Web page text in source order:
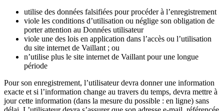
utilise des données falsifiées pour procéder à l’enregistrement
viole les conditions d’utilisation ou néglige son obligation de
porter attention au Données utilisateur
viole une des lois en application dans l’accès ou l’utilisation
du site internet de Vaillant ; ou
n’utilise plus le site internet de Vaillant pour une longue
période
Pour son enregistrement, l’utilisateur devra donner une information
exacte et si l’information change au travers du temps, devra mettre à
jour cette information (dans la mesure du possible : en ligne) sans